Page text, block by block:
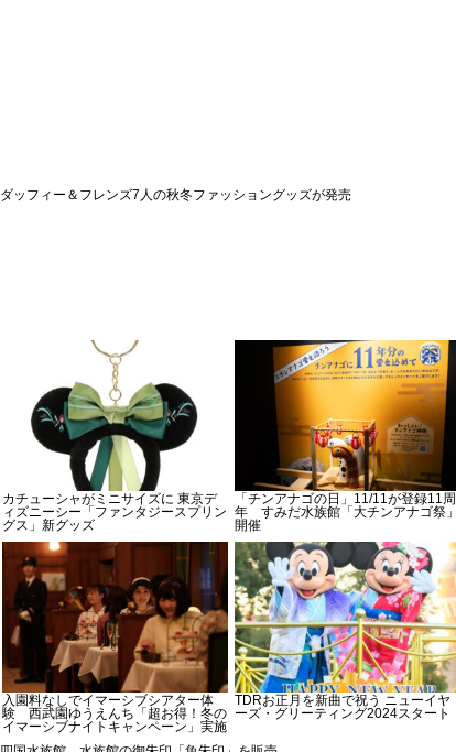
ダッフィー＆フレンズ7人の秋冬ファッショングッズが発売
カチューシャがミニサイズに 東京デ
ィズニーシー「ファンタジースプリン
グス」新グッズ
「チンアナゴの日」11/11が登録11周
年 すみだ水族館「大チンアナゴ祭」
開催
入園料なしでイマーシブシアター体
験 西武園ゆうえんち「超お得！冬の
イマーシブナイトキャンペーン」実施
TDRお正月を新曲で祝う ニューイヤ
ーズ・グリーティング2024スタート